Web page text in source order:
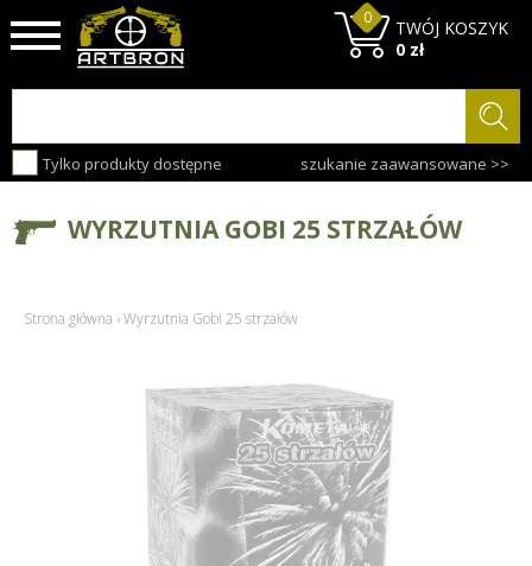
Tylko produkty dostępne szukanie zaawansowane >>
TWÓJ KOSZYK
0
0 zł
WYRZUTNIA GOBI 25 STRZAŁÓW
Strona główna ›Wyrzutnia Gobi 25 strzałów